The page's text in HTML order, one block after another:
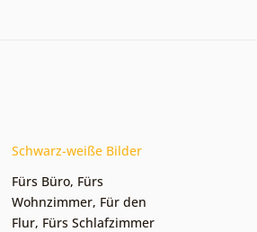
Schwarz-weiße Bilder
Fürs Büro, Fürs
Wohnzimmer, Für den
Flur, Fürs Schlafzimmer